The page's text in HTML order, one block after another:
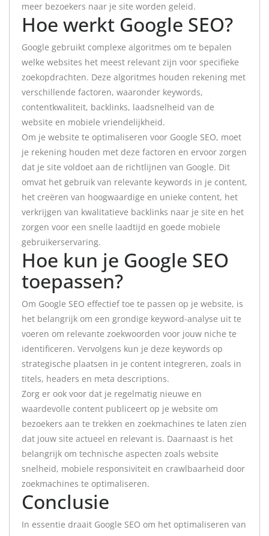
meer bezoekers naar je site worden geleid.
Hoe werkt Google SEO?
Google gebruikt complexe algoritmes om te bepalen
welke websites het meest relevant zijn voor specifieke
zoekopdrachten. Deze algoritmes houden rekening met
verschillende factoren, waaronder keywords,
contentkwaliteit, backlinks, laadsnelheid van de
website en mobiele vriendelijkheid.
Om je website te optimaliseren voor Google SEO, moet
je rekening houden met deze factoren en ervoor zorgen
dat je site voldoet aan de richtlijnen van Google. Dit
omvat het gebruik van relevante keywords in je content,
het creëren van hoogwaardige en unieke content, het
verkrijgen van kwalitatieve backlinks naar je site en het
zorgen voor een snelle laadtijd en goede mobiele
gebruikerservaring.
Hoe kun je Google SEO
toepassen?
Om Google SEO effectief toe te passen op je website, is
het belangrijk om een grondige keyword-analyse uit te
voeren om relevante zoekwoorden voor jouw niche te
identificeren. Vervolgens kun je deze keywords op
strategische plaatsen in je content integreren, zoals in
titels, headers en meta descriptions.
Zorg er ook voor dat je regelmatig nieuwe en
waardevolle content publiceert op je website om
bezoekers aan te trekken en zoekmachines te laten zien
dat jouw site actueel en relevant is. Daarnaast is het
belangrijk om technische aspecten zoals website
snelheid, mobiele responsiviteit en crawlbaarheid door
zoekmachines te optimaliseren.
Conclusie
In essentie draait Google SEO om het optimaliseren van